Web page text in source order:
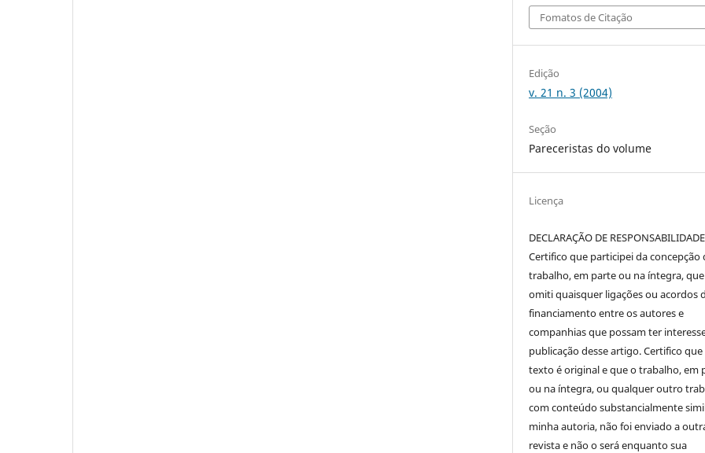
Fomatos de Citação
Edição
v. 21 n. 3 (2004)
Seção
Pareceristas do volume
Licença
DECLARAÇÃO DE RESPONSABILIDADE
Certifico que participei da concepção
trabalho, em parte ou na íntegra,
omiti quaisquer ligações ou acordos
financiamento entre os autores e
companhias que possam ter
publicação desse artigo. Certifico que
texto é original e que o trabalho, em
ou na íntegra, ou qualquer outro
com conteúdo substancialmente
minha autoria, não foi enviado a
revista e não o será enquanto sua